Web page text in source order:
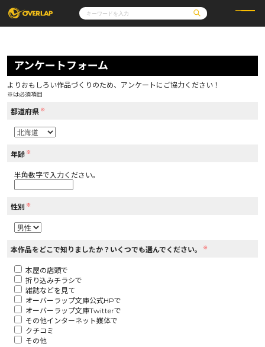
コミック
コミックガルド
コミッククリエ
LiQulle
ラブパルフェ
ライトノベル
ロサージュノベルス
その他
コミックエッセイ
通販・NEWS
OVERLAP STORE
アクセス
オーバーラップホールディングス
アンケートフォーム
よりおもしろい作品づくりのため、アンケートにご協力ください！
※は必須項目
都道府県 ※
年齢 ※
半角数字で入力ください。
性別 ※
本作品をどこで知りましたか？いくつでも選んでください。 ※
本屋の店頭で
折り込みチラシで
雑誌などを見て
オーバーラップ文庫公式HPで
オーバーラップ文庫Twitterで
その他インターネット媒体で
クチコミ
その他